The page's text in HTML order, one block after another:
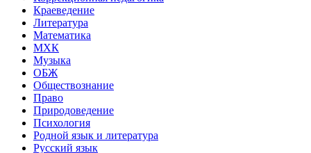
Краеведение
Литература
Математика
МХК
Музыка
ОБЖ
Обществознание
Право
Природоведение
Психология
Родной язык и литература
Русский язык